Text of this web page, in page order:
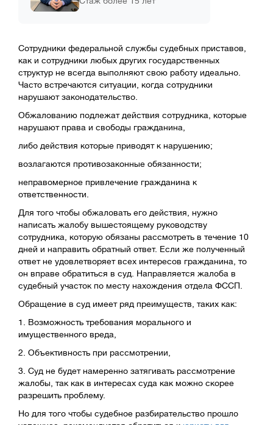
Сотрудники федеральной службы судебных приставов,
как и сотрудники любых других государственных
структур не всегда выполняют свою работу идеально.
Часто встречаются ситуации, когда сотрудники
нарушают законодательство.
Обжалованию подлежат действия сотрудника, которые
нарушают права и свободы гражданина,
либо действия которые приводят к нарушению;
возлагаются противозаконные обязанности;
неправомерное привлечение гражданина к
ответственности.
Для того чтобы обжаловать его действия, нужно
написать жалобу вышестоящему руководству
сотрудника, которую обязаны рассмотреть в течение 10
дней и направить обратный ответ. Если же полученный
ответ не удовлетворяет всех интересов гражданина, то
он вправе обратиться в суд. Направляется жалоба в
судебный участок по месту нахождения отдела ФССП.
Обращение в суд имеет ряд преимуществ, таких как:
1. Возможность требования морального и
имущественного вреда,
2. Объективность при рассмотрении,
3. Суд не будет намеренно затягивать рассмотрение
жалобы, так как в интересах суда как можно скорее
разрешить проблему.
Но для того чтобы судебное разбирательство прошло